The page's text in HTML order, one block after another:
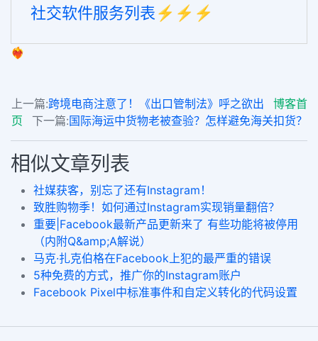
社交软件服务列表⚡️⚡️⚡️
❤️‍🔥
上一篇:跨境电商注意了！《出口管制法》呼之欲出
博客首
页
下一篇:国际海运中货物老被查验？怎样避免海关扣货？
相似文章列表
社媒获客，别忘了还有Instagram！
致胜购物季！如何通过Instagram实现销量翻倍？
重要|Facebook最新产品更新来了 有些功能将被停用
（内附Q&amp;A解说）
马克·扎克伯格在Facebook上犯的最严重的错误
5种免费的方式，推广你的Instagram账户
Facebook Pixel中标准事件和自定义转化的代码设置